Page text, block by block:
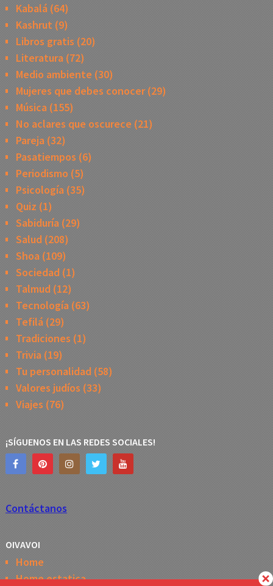
Kabalá(64)
Kashrut (9)
Libros gratis (20)
Literatura(72)
Medio ambiente (30)
Mujeres que debes conocer(29)
Música(155)
No aclares que oscurece (21)
Pareja(32)
Pasatiempos (6)
Periodismo (5)
Psicología(35)
Quiz (1)
Sabiduría(29)
Salud (208)
Shoa(109)
Sociedad(1)
Talmud (12)
Tecnología(63)
Tefilá(29)
Tradiciones (1)
Trivia(19)
Tu personalidad(58)
Valores judíos (33)
Viajes (76)
¡SÍGUENOS EN LAS REDES SOCIALES!
Contáctanos
OIVAVOI
Home
Home estatica